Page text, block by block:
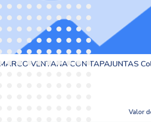
CON TAPAJUNTAS Color Bronce
Valor de subasta: